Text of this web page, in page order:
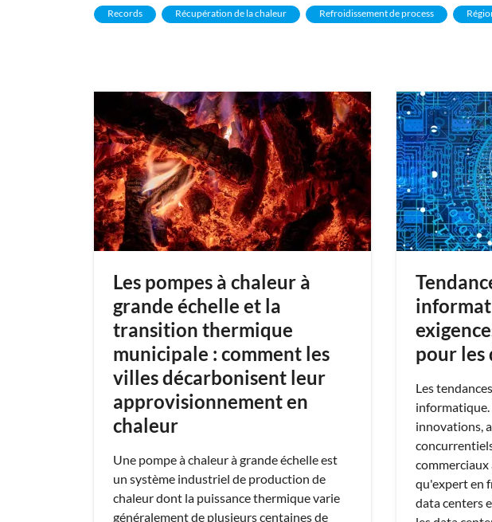
Records Récupération de la chaleur Refroidissement de process
Les pompes à chaleur à
grande échelle et la
transition thermique
municipale : comment les
villes décarbonisent leur
approvisionnement en
chaleur
Une pompe à chaleur à grande échelle est
un système industriel de production de
chaleur dont la puissance thermique varie
généralement de plusieurs centaines de
pour les
Les
informatique.
innovations,
commerciaux
qu'expert en
data centers